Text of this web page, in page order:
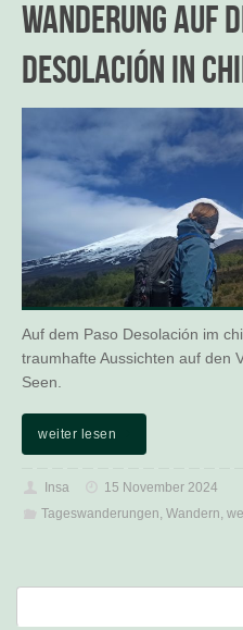
Wanderung auf
Desolación in
Auf dem Paso Desolación im
traumhafte Aussichten auf den
Seen.
weiter lesen
Insa
15 November 2024
Tageswanderungen Wandern